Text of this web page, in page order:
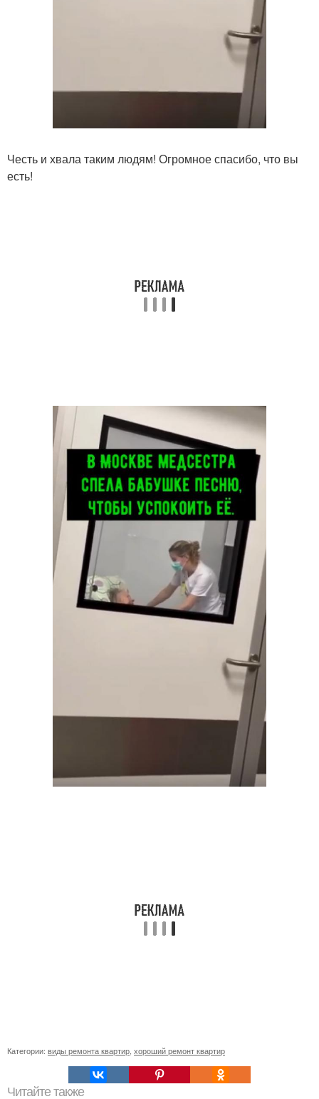
Честь и хвала таким людям! Огромное спасибо, что вы
есть!
Категории: виды ремонта квартир хороший ремонт квартир
Читайте также